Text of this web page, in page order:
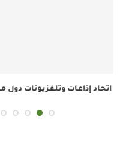
اتحاد إذاعات وتلفزيونات